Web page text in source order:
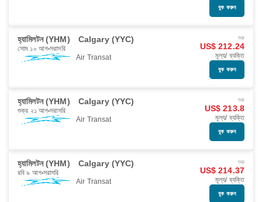
বুক করুন
হ্যামিলটন (YHM) Calgary (YYC)
সোম ১০ আগ সরাসরি
Air Transat
শুরু
US$ 212.24
মূল্য/ ব্যক্তি
বুক করুন
হ্যামিলটন (YHM) Calgary (YYC)
শুক্র ২১ আগ সরাসরি
Air Transat
শুরু
US$ 213.8
মূল্য/ ব্যক্তি
বুক করুন
হ্যামিলটন (YHM) Calgary (YYC)
রবি ৯ আগ সরাসরি
Air Transat
শুরু
US$ 214.37
মূল্য/ ব্যক্তি
বুক করুন